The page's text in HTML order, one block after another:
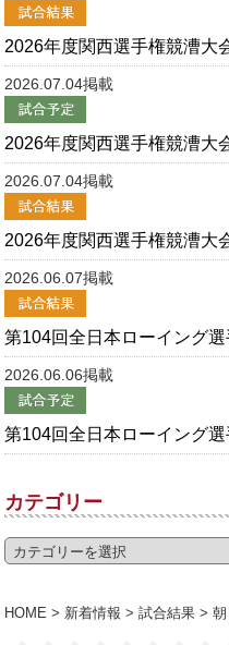
2026年度関西選手権競漕
2026.07.04掲載
2026年度関西選手権競漕
2026.07.04掲載
2026年度関西選手権競漕
2026.06.07掲載
第104回全日本ローイング
2026.06.06掲載
第104回全日本ローイング
カテゴリー
HOME > 新着情報 >試合結果 >